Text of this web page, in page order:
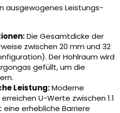
ausgewogenes Leistungs-
Die Gesamtdicke der
zwischen 20 mm und 32
Der Hohlraum wird
gefüllt, um die
Leistung:Moderne
U-Werte zwischen 1.1
eine erhebliche Barriere